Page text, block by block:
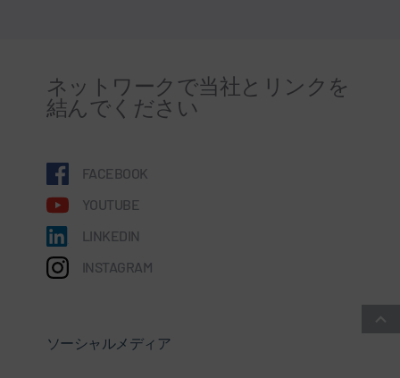
ネットワークで当社とリンクを
結んでください
FACEBOOK
YOUTUBE
LINKEDIN
INSTAGRAM
ソーシャルメディア